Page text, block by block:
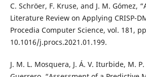
C. Schröer, F. Kruse, and J. M. Gómez,
Literature Review on Applying CRISP-
Procedia Computer Science, vol. 181,
10.1016/j.procs.2021.01.199.
J. M. L. Mosquera, J. Á. V. Iturbide, M.